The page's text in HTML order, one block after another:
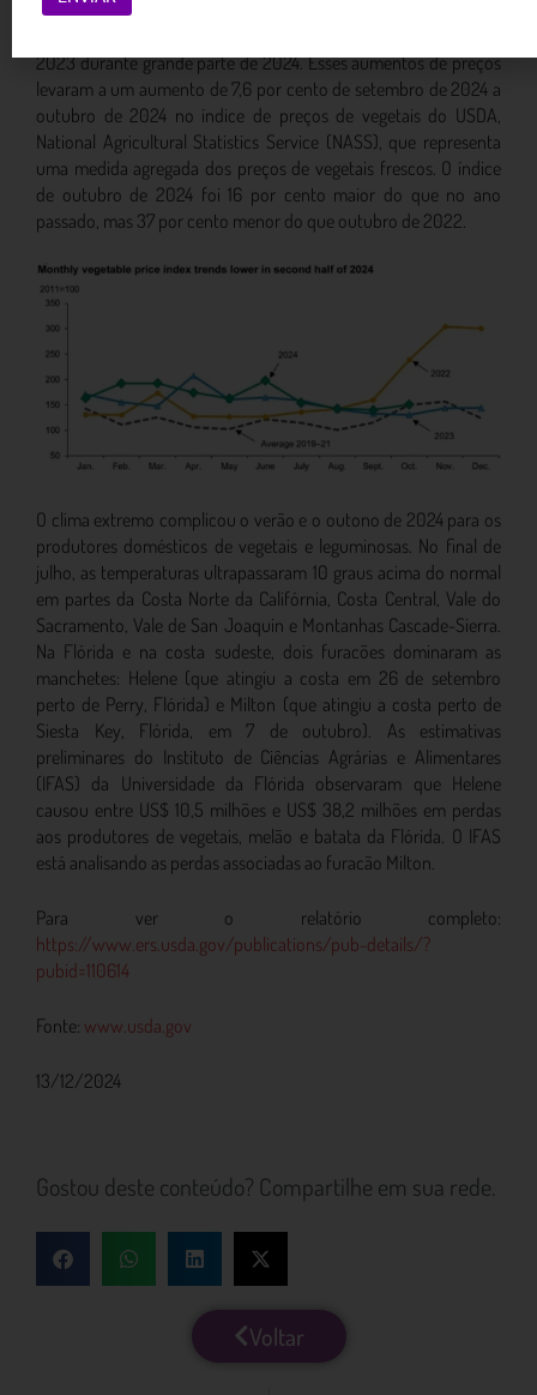
trimestre. Outros vegetais frescos, incluindo aipo e couve-flor,
2023 durante grande parte de 2024. Esses aumentos de preços
levaram a um aumento de 7,6 por cento de setembro de 2024 a
outubro de 2024 no índice de preços de vegetais do USDA,
National Agricultural Statistics Service (NASS), que representa
uma medida agregada dos preços de vegetais frescos. O índice
de outubro de 2024 foi 16 por cento maior do que no ano
passado, mas 37 por cento menor do que outubro de 2022.
O clima extremo complicou o verão e o outono de 2024 para os
produtores domésticos de vegetais e leguminosas. No final de
julho, as temperaturas ultrapassaram 10 graus acima do normal
em partes da Costa Norte da Califórnia, Costa Central, Vale do
Sacramento, Vale de San Joaquin e Montanhas Cascade-Sierra.
Na Flórida e na costa sudeste, dois furacões dominaram as
manchetes: Helene (que atingiu a costa em 26 de setembro
perto de Perry, Flórida) e Milton (que atingiu a costa perto de
Siesta Key, Flórida, em 7 de outubro). As estimativas
preliminares do Instituto de Ciências Agrárias e Alimentares
(IFAS) da Universidade da Flórida observaram que Helene
causou entre US$ 10,5 milhões e US$ 38,2 milhões em perdas
aos produtores de vegetais, melão e batata da Flórida. O IFAS
está analisando as perdas associadas ao furacão Milton.
Para ver o relatório completo:
https://www.ers.usda.gov/publications/pub-details/?
pubid=110614
Fonte: www.usda.gov
13/12/2024
Gostou deste conteúdo? Compartilhe em sua rede.
Voltar